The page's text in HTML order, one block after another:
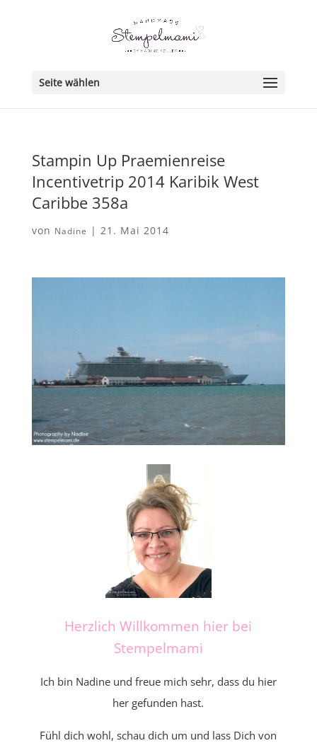
Seite wählen
Stampin Up Praemienreise
Incentivetrip 2014 Karibik West
Caribbe 358a
von Nadine | 21. Mai 2014
Herzlich Willkommen hier bei
Stempelmami
Ich bin Nadine und freue mich sehr, dass du hier
her gefunden hast.
Fühl dich wohl, schau dich um und lass Dich von